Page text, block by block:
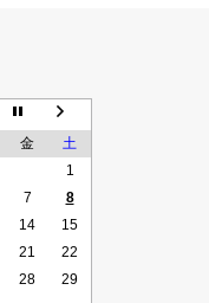
金
土
1
7
8
14
15
21
22
28
29